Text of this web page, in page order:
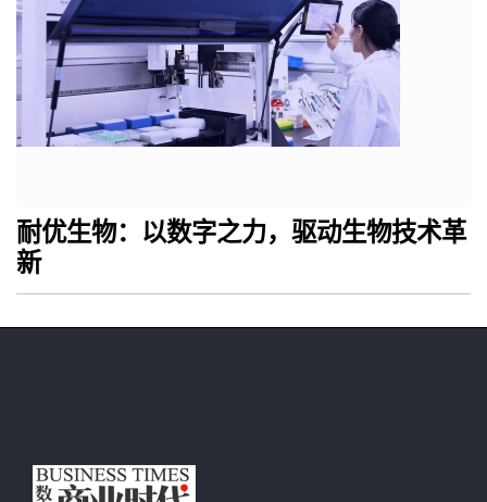
耐优生物：以数字之力，驱动生物技术革
新